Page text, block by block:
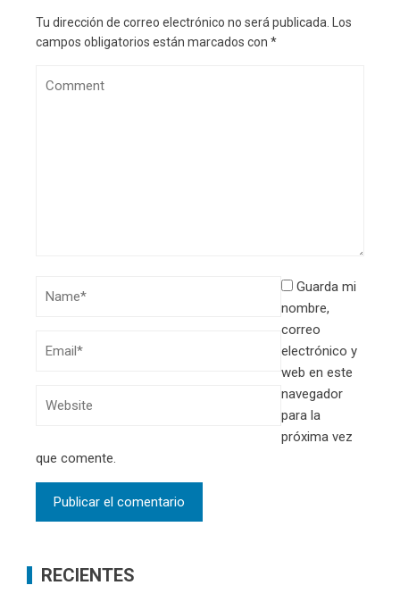
Tu dirección de correo electrónico no será publicada. Los
campos obligatorios están marcados con *
Guarda mi
nombre,
correo
electrónico y
web en este
navegador
para la
próxima vez
que comente.
RECIENTES